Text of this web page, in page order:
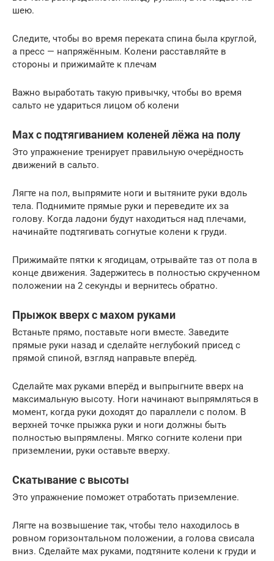
шею.
Следите, чтобы во время переката спина была круглой,
а пресс — напряжённым. Колени расставляйте в
стороны и прижимайте к плечам
Важно выработать такую привычку, чтобы во время
сальто не удариться лицом об колени
Мах с подтягиванием коленей лёжа на полу
Это упражнение тренирует правильную очерёдность
движений в сальто.
Лягте на пол, выпрямите ноги и вытяните руки вдоль
тела. Поднимите прямые руки и переведите их за
голову. Когда ладони будут находиться над плечами,
начинайте подтягивать согнутые колени к груди.
Прижимайте пятки к ягодицам, отрывайте таз от пола в
конце движения. Задержитесь в полностью скрученном
положении на 2 секунды и вернитесь обратно.
Прыжок вверх с махом руками
Встаньте прямо, поставьте ноги вместе. Заведите
прямые руки назад и сделайте неглубокий присед с
прямой спиной, взгляд направьте вперёд.
Сделайте мах руками вперёд и выпрыгните вверх на
максимальную высоту. Ноги начинают выпрямляться в
момент, когда руки доходят до параллели с полом. В
верхней точке прыжка руки и ноги должны быть
полностью выпрямлены. Мягко согните колени при
приземлении, руки оставьте вверху.
Скатывание с высоты
Это упражнение поможет отработать приземление.
Лягте на возвышение так, чтобы тело находилось в
ровном горизонтальном положении, а голова свисала
вниз. Сделайте мах руками, подтяните колени к груди и